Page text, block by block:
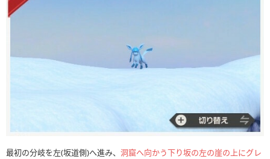
最初の分岐を左(坂道側)へ進み、 洞窟へ向かう下り坂の左の崖の上にグレ